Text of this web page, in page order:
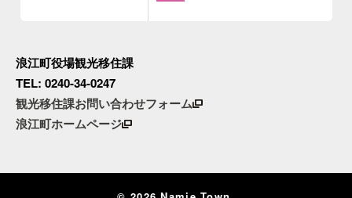
浪江町役場観光移住課
TEL: 0240-34-0247
観光移住課お問い合わせフォーム
浪江町ホームページ